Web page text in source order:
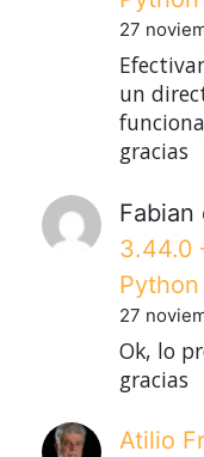
27
un
gracias
Fabian
3.44.0
27
Ok, lo
gracias
Atilio